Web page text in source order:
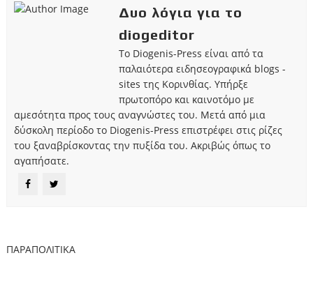
Δυο λόγια για το
diogeditor
Το Diogenis-Press είναι από τα
παλαιότερα ειδησεογραφικά blogs -
sites της Κορινθίας. Υπήρξε
πρωτοπόρο και καινοτόμο με
αμεσότητα προς τους αναγνώστες του. Μετά από μια
δύσκολη περίοδο το Diogenis-Press επιστρέφει στις ρίζες
του ξαναβρίσκοντας την πυξίδα του. Ακριβώς όπως το
αγαπήσατε.
ΠΑΡΑΠΟΛΙΤΙΚΑ